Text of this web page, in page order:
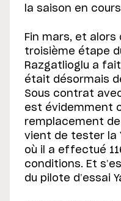
la saison en
Fin mars, et alors
troisième étape
Razgatlioglu a
était désormais
Sous contrat
est évidemment
remplacement de
vient de tester la
où il a effectué
conditions. Et
du pilote d’essai